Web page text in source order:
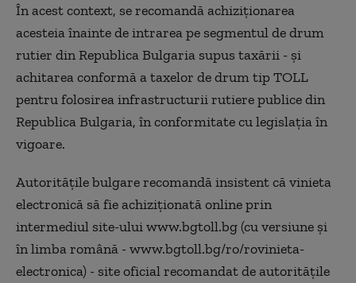
În acest context, se recomandă achiziţionarea
acesteia înainte de intrarea pe segmentul de drum
rutier din Republica Bulgaria supus taxării - şi
achitarea conformă a taxelor de drum tip TOLL
pentru folosirea infrastructurii rutiere publice din
Republica Bulgaria, în conformitate cu legislaţia în
vigoare.
Autorităţile bulgare recomandă insistent că vinieta
electronică să fie achiziţionată online prin
intermediul site-ului www.bgtoll.bg (cu versiune şi
în limba română - www.bgtoll.bg/ro/rovinieta-
electronica) - site oficial recomandat de autorităţile